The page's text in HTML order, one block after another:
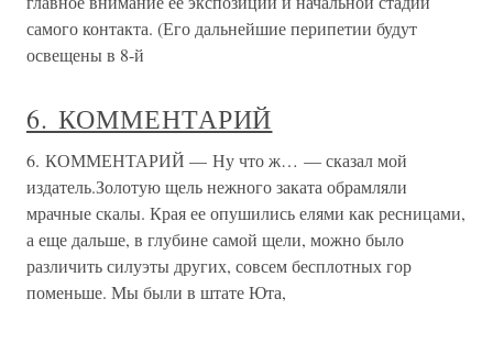
самого контакта. (Его дальнейшие перипетии будут
освещены в 8-й
6. КОММЕНТАРИЙ
6. КОММЕНТАРИЙ — Ну что ж… — сказал мой
издатель.Золотую щель нежного заката обрамляли
мрачные скалы. Края ее опушились елями как ресницами,
а еще дальше, в глубине самой щели, можно было
различить силуэты других, совсем бесплотных гор
поменьше. Мы были в штате Юта,